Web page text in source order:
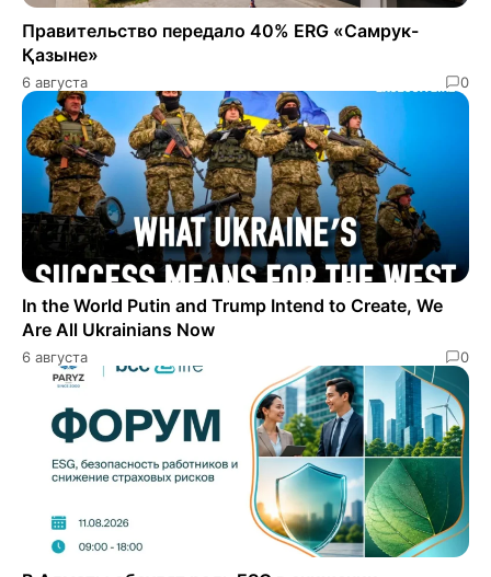
Правительство передало 40% ERG «Самрук-
Қазыне»
6 августа 0
In the World Putin and Trump Intend to Create, We
Are All Ukrainians Now
6 августа 0